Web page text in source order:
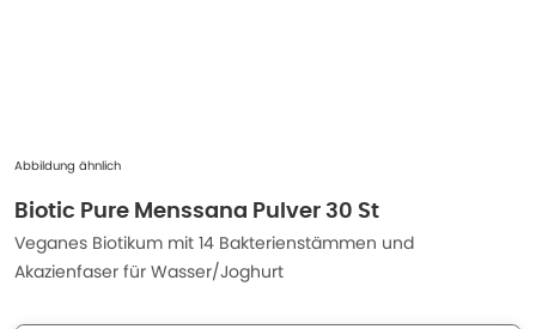
Abbildung ähnlich
Biotic Pure Menssana Pulver 30 St
Veganes Biotikum mit 14 Bakterienstämmen und
Akazienfaser für Wasser/Joghurt